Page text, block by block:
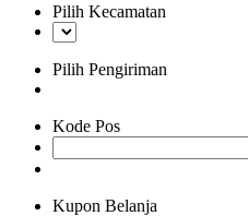
Pilih Kecamatan
Pilih Pengiriman
Kode Pos
Kupon Belanja